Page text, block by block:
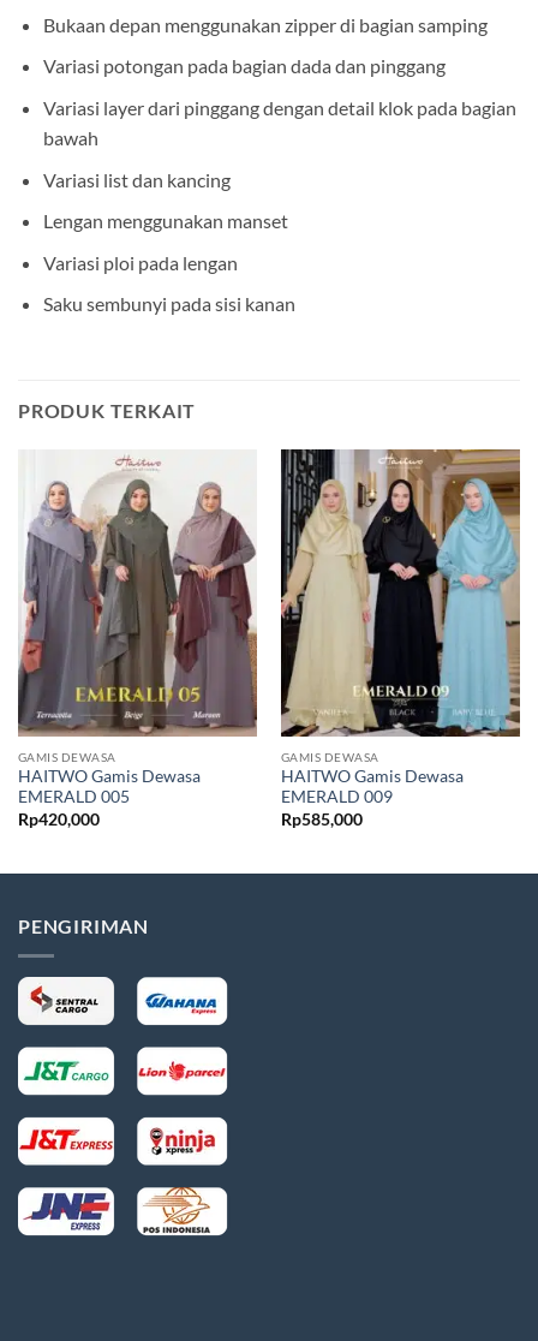
Bukaan depan menggunakan zipper di bagian samping
Variasi potongan pada bagian dada dan pinggang
Variasi layer dari pinggang dengan detail klok pada bagian
bawah
Variasi list dan kancing
Lengan menggunakan manset
Variasi ploi pada lengan
Saku sembunyi pada sisi kanan
PRODUK TERKAIT
GAMIS DEWASA
HAITWO Gamis Dewasa
EMERALD 005
Rp420,000
GAMIS DEWASA
HAITWO Gamis Dewasa
EMERALD 009
Rp585,000
PENGIRIMAN